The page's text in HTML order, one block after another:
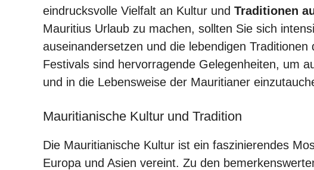
eindrucksvolle Vielfalt an Kultur und Traditionen
Mauritius Urlaub zu machen, sollten Sie sich
auseinandersetzen und die lebendigen
Festivals sind hervorragende Gelegenheiten, um
und in die Lebensweise der Mauritianer
Mauritianische Kultur und Tradition
Die Mauritianische Kultur ist ein faszinierendes
Europa und Asien vereint. Zu den